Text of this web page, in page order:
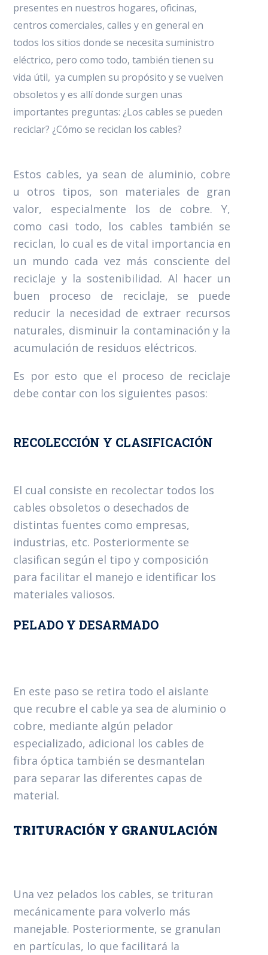
presentes en nuestros hogares, oficinas,
centros comerciales, calles y en general en
todos los sitios donde se necesita suministro
eléctrico, pero como todo, también tienen su
vida útil, ya cumplen su propósito y se vuelven
obsoletos y es allí donde surgen unas
importantes preguntas: ¿Los cables se pueden
reciclar? ¿Cómo se reciclan los cables?
Estos cables, ya sean de aluminio, cobre
u otros tipos, son materiales de gran
valor, especialmente los de cobre. Y,
como casi todo, los cables también se
reciclan, lo cual es de vital importancia en
un mundo cada vez más consciente del
reciclaje y la sostenibilidad. Al hacer un
buen proceso de reciclaje, se puede
reducir la necesidad de extraer recursos
naturales, disminuir la contaminación y la
acumulación de residuos eléctricos.
Es por esto que el proceso de reciclaje
debe contar con los siguientes pasos:
RECOLECCIÓN Y CLASIFICACIÓN
El cual consiste en recolectar todos los
cables obsoletos o desechados de
distintas fuentes como empresas,
industrias, etc. Posteriormente se
clasifican según el tipo y composición
para facilitar el manejo e identificar los
materiales valiosos.
PELADO Y DESARMADO
En este paso se retira todo el aislante
que recubre el cable ya sea de aluminio o
cobre, mediante algún pelador
especializado, adicional los cables de
fibra óptica también se desmantelan
para separar las diferentes capas de
material.
TRITURACIÓN Y GRANULACIÓN
Una vez pelados los cables, se trituran
mecánicamente para volverlo más
manejable. Posteriormente, se granulan
en partículas, lo que facilitará la